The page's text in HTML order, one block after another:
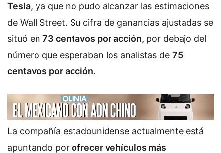
Tesla, ya que no pudo alcanzar las estimaciones
de Wall Street. Su cifra de ganancias ajustadas se
situó en 73 centavos por acción, por debajo del
número que esperaban los analistas de 75
centavos por acción.
La compañía estadounidense actualmente está
apuntando porofrecer vehículos más